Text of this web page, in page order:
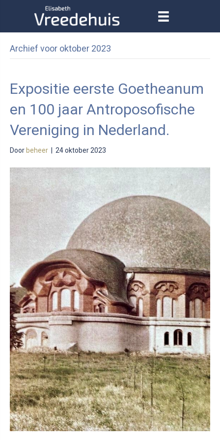
Archief voor oktober 2023
Expositie eerste Goetheanum
en 100 jaar Antroposofische
Vereniging in Nederland.
Door beheer 24 oktober 2023